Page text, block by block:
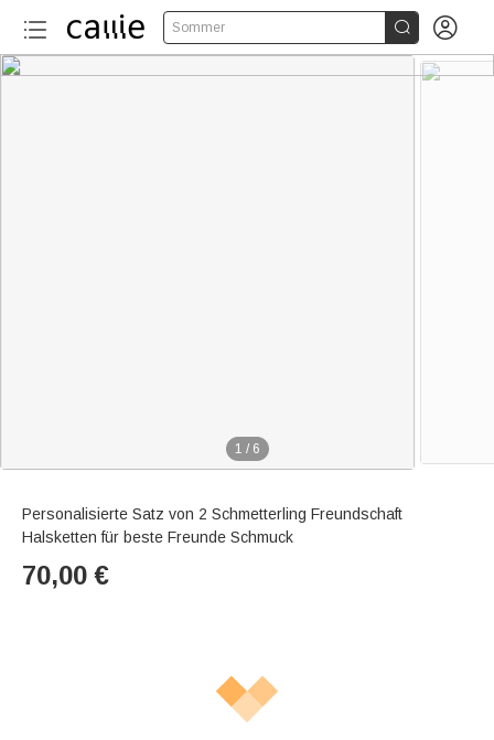
Sommer  
1 / 6
Personalisierte Satz von 2 Schmetterling Freundschaft
Halsketten für beste Freunde Schmuck
70,00 €